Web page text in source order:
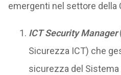
emergenti nel settore della
ICT Security Manager
Sicurezza ICT) che
sicurezza del